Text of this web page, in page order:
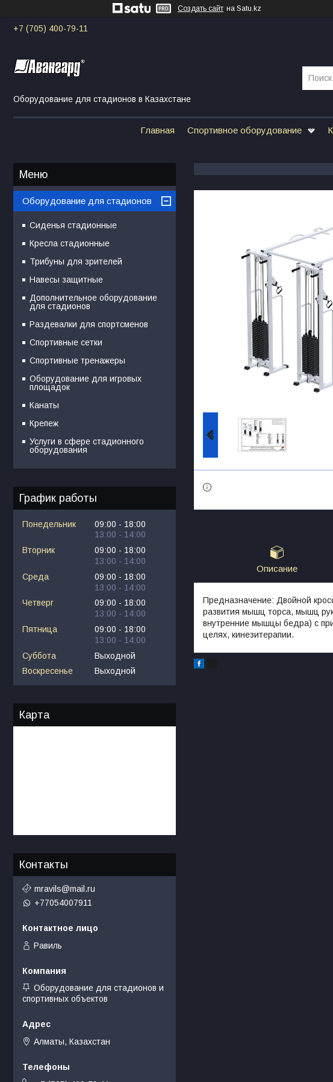
Создать сайт на Satu.kz
+7 (705) 400-79-11
Оборудование для стадионов в Казахстане
Главная Спортивное оборудование
Описание
Предназначение: Двойной
развития мышц торса, мышц
внутренние мышцы бедра) с
целях, кинезитерапии.
Оборудование для стадионов
Сиденья стадионные
Кресла стадионные
Трибуны для зрителей
Навесы защитные
Дополнительное оборудование
для стадионов
Раздевалки для спортсменов
Спортивные сетки
Спортивные тренажеры
Оборудование для игровых
площадок
Канаты
Крепеж
Услуги в сфере стадионного
оборудования
График работы
Понедельник 09:00
18:00
13:00
14:00
Вторник
09:00
18:00
13:00
14:00
Среда
09:00
18:00
13:00
14:00
Четверг
09:00
18:00
13:00
14:00
Пятница
09:00
18:00
13:00
14:00
Суббота
Выходной
Воскресенье
Выходной
Карта
Контакты
mravils@mail.ru
+77054007911
Равиль
Оборудование для стадионов и
спортивных объектов
Алматы, Казахстан